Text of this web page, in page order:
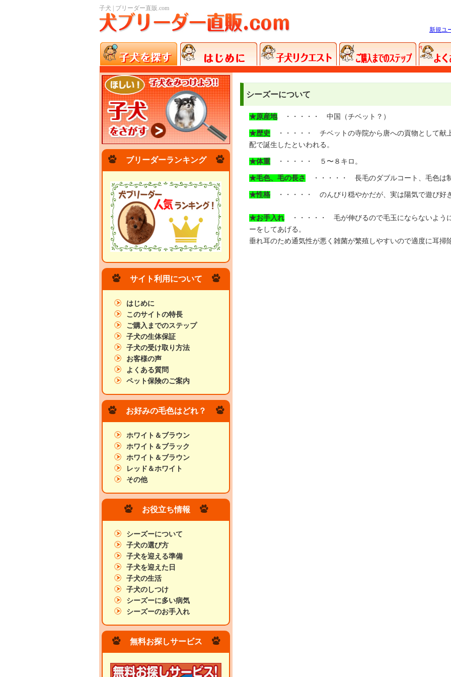
子犬 | ブリーダー直販.com
新規ユ
シーズーについて
★原産地・・・・・ 中国（チベット？）
★歴史 ・・・・・ チベットの寺院から唐への貢物として献
配で誕生したといわれる。
★体重 ・・・・・ ５〜８キロ。
★毛色、毛の長さ ・・・・・ 長毛のダブルコート、毛色は制
★性格 ・・・・・ のんびり穏やかだが、実は陽気で遊び好
★お手入れ ・・・・・ 毛が伸びるので毛玉にならないよう
ーをしてあげる。
垂れ耳のため通気性が悪く雑菌が繁殖しやすいので適度に耳掃
ブリーダーランキング
サイト利用について
はじめに
このサイトの特長
ご購入までのステップ
子犬の生体保証
子犬の受け取り方法
お客様の声
よくある質問
ペット保険のご案内
お好みの毛色はどれ？
ホワイト＆ブラウン
ホワイト＆ブラック
ホワイト＆ブラウン
レッド＆ホワイト
その他
お役立ち情報
シーズーについて
子犬の選び方
子犬を迎える準備
子犬を迎えた日
子犬の生活
子犬のしつけ
シーズーに多い病気
シーズーのお手入れ
無料お探しサービス